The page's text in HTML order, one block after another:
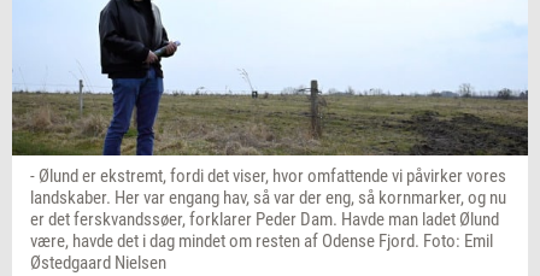
- Ølund er ekstremt, fordi det viser, hvor omfattende vi påvirker vores
landskaber. Her var engang hav, så var der eng, så kornmarker, og nu
er det ferskvandssøer, forklarer Peder Dam. Havde man ladet Ølund
være, havde det i dag mindet om resten af Odense Fjord. Foto: Emil
Østedgaard Nielsen